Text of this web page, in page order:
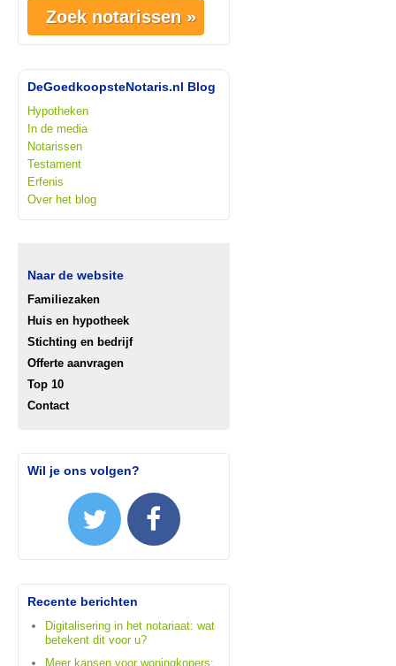
DeGoedkoopsteNotaris.nl Blog
Hypotheken
In de media
Notarissen
Testament
Erfenis
Over het blog
Naar de website
Familiezaken
Huis en hypotheek
Stichting en bedrijf
Offerte aanvragen
Top 10
Contact
Wil je ons volgen?
Recente berichten
Digitalisering in het notariaat: wat
betekent dit voor u?
Meer kansen voor woningkopers: